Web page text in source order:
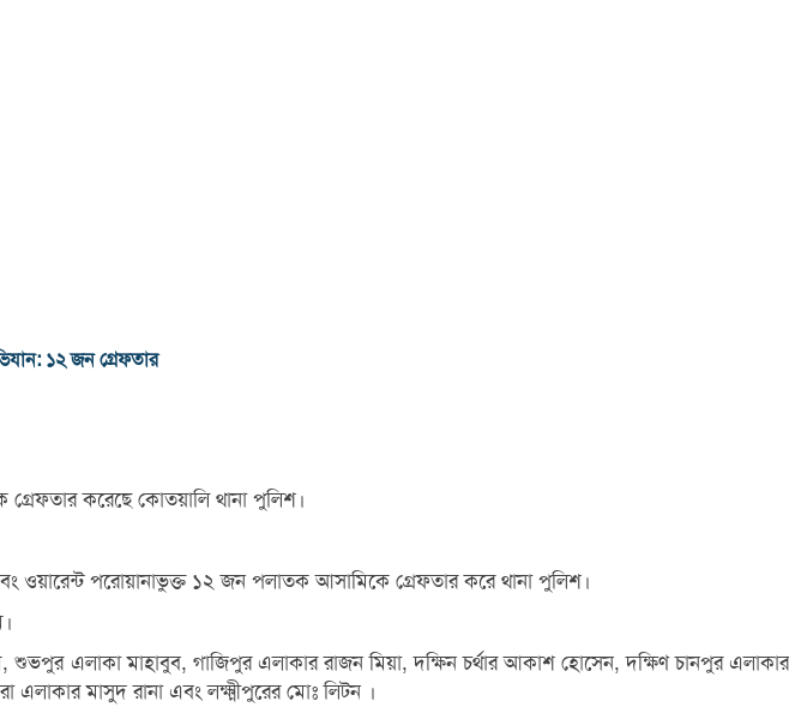
১২ জন গ্রেফতার
গ্রেফতার করেছে কোতয়ালি থানা পুলিশ।
এবং ওয়ারেন্ট পরোয়ানাভুক্ত ১২ জন পলাতক আসামিকে গ্রেফতার করে থানা পুলিশ।
এলাকা মাহাবুব, গাজিপুর এলাকার রাজন মিয়া, দক্ষিন চর্থার আকাশ হোসেন, দক্ষিণ চানপুর এলাকার
মাসুদ রানা এবং লক্ষ্মীপুরের মোঃ লিটন ।